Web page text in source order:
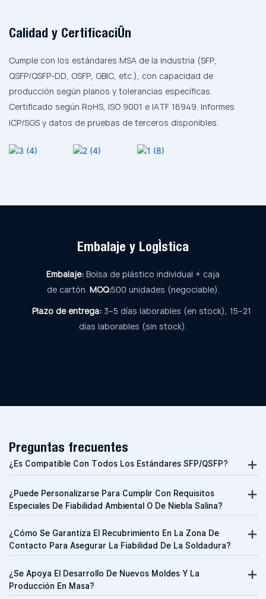
Calidad y Certificación
Cumple con los estándares MSA de la industria (SFP,
QSFP/QSFP-DD, OSFP, GBIC, etc.), con capacidad de
producción según planos y tolerancias específicas.
Certificado según RoHS, ISO 9001 e IATF 16949. Informes
ICP/SGS y datos de pruebas de terceros disponibles.
Embalaje y Logística
Embalaje: Bolsa de plástico individual + caja
de cartón. MOQ:500 unidades (negociable).
Plazo de entrega: 3–5 días laborables (en stock), 15–21
días laborables (sin stock).
Preguntas frecuentes
¿Es Compatible Con Todos Los Estándares SFP/QSFP?
¿Puede Personalizarse Para Cumplir Con Requisitos
Especiales De Fiabilidad Ambiental O De Niebla Salina?
¿Cómo Se Garantiza El Recubrimiento En La Zona De
Contacto Para Asegurar La Fiabilidad De La Soldadura?
¿Se Apoya El Desarrollo De Nuevos Moldes Y La
Producción En Masa?